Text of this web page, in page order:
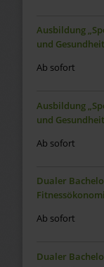
Ausbildung
und
Ab sofort
Ausbildung
und
Ab sofort
Dualer
Ab sofort
Dualer